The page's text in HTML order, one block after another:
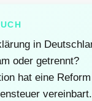
in
oder getrennt?
hat eine